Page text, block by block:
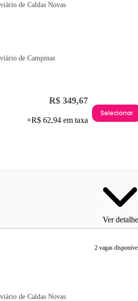
de Caldas Novas
de Campinas
R$ 349,67
+R$ 62,94 em taxa
Selecionar
Ver
2 vagas
de Caldas Novas